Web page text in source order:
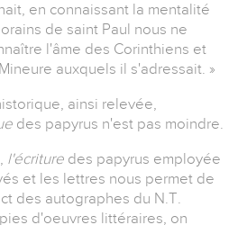
en connaissant la mentalité
de saint Paul nous ne
l'âme des Corinthiens et
auxquels il s'adressait. »
ainsi relevée,
des papyrus n'est pas moindre.
l'écriture des papyrus employée
et les lettres nous permet de
des autographes du N.T.
d'oeuvres littéraires, on